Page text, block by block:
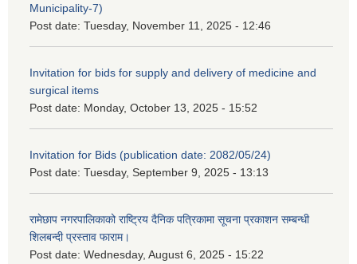
Municipality-7)
Post date: Tuesday, November 11, 2025 - 12:46
Invitation for bids for supply and delivery of medicine and
surgical items
Post date: Monday, October 13, 2025 - 15:52
Invitation for Bids (publication date: 2082/05/24)
Post date: Tuesday, September 9, 2025 - 13:13
रामेछाप नगरपालिकाको राष्ट्रिय दैनिक पत्रिकामा सूचना प्रकाशन सम्बन्धी
शिलबन्दी प्रस्ताव फाराम।
Post date: Wednesday, August 6, 2025 - 15:22